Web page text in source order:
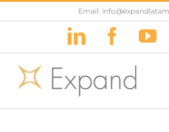
Email:
LinkedIn